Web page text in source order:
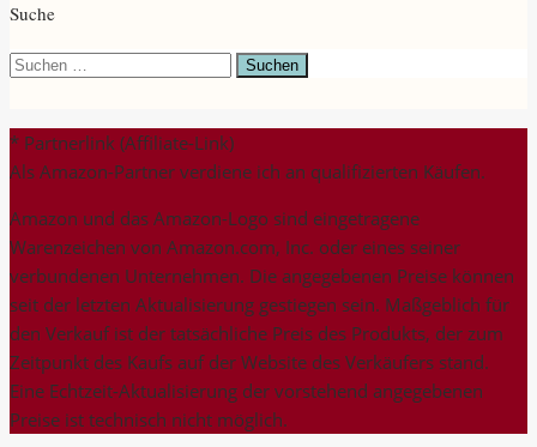
Suche
Suchen
* Partnerlink (Affiliate-Link)
Als Amazon-Partner verdiene ich an qualifizierten Käufen.
Amazon und das Amazon-Logo sind eingetragene
Warenzeichen von Amazon.com, Inc. oder eines seiner
verbundenen Unternehmen. Die angegebenen Preise können
seit der letzten Aktualisierung gestiegen sein. Maßgeblich für
den Verkauf ist der tatsächliche Preis des Produkts, der zum
Zeitpunkt des Kaufs auf der Website des Verkäufers stand.
Eine Echtzeit-Aktualisierung der vorstehend angegebenen
Preise ist technisch nicht möglich.